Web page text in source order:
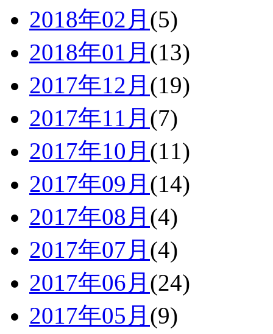
2018年02月 (5)
2018年01月 (13)
2017年12月 (19)
2017年11月 (7)
2017年10月 (11)
2017年09月 (14)
2017年08月 (4)
2017年07月 (4)
2017年06月 (24)
2017年05月 (9)